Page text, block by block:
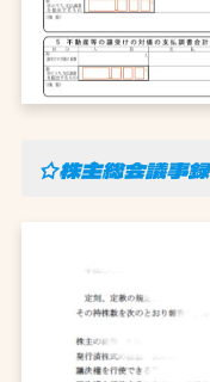
☆株主総会議事録